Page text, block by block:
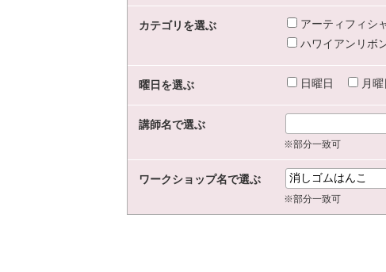
カテゴリを選ぶ アーティフィシ
ハワイアンリボ
曜日を選ぶ 日曜日 月曜
講師名で選ぶ
※部分一致可
ワークショップ名で選ぶ
※部分一致可